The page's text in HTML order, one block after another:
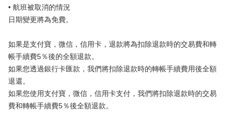
• 航班被取消的情況
日期變更將為免費。
如果是支付寶，微信，信用卡，退款將為扣除退款時的交易費和轉
帳手續費5％後的全額退款。
如果您透過銀行卡匯款，我們將扣除退款時的轉帳手續費用後全額
退還。
如果您使用支付寶，微信，信用卡支付，我們將扣除退款時的交易
費和轉帳手續費5％後全額退款。